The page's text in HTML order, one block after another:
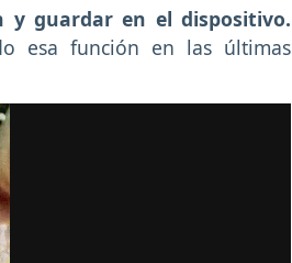
y guardar en el dispositivo.
esa función en las últimas